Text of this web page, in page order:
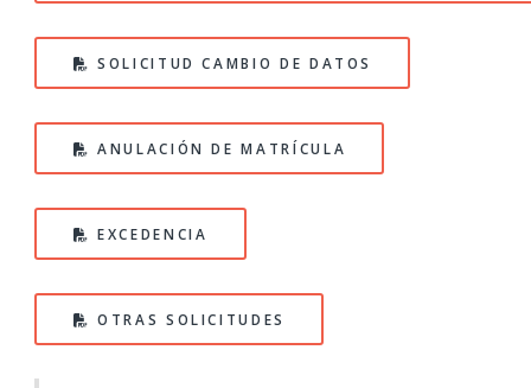
SOLICITUD CAMBIO DE DATOS
ANULACIÓN DE MATRÍCULA
EXCEDENCIA
OTRAS SOLICITUDES